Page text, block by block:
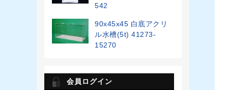
542
90x45x45 白底アクリ
ル水槽(5t) 41273-
15270
会員ログイン